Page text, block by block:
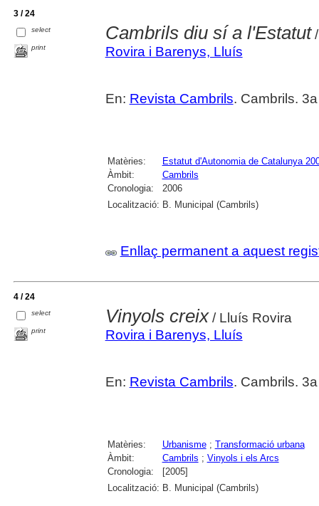
3 / 24
select
print
Cambrils diu sí a l'Estatut/
Rovira i Barenys, Lluís
En: Revista Cambrils. Cambrils.
Matèries:
Estatut d'Autonomia de Catalunya
Àmbit:
Cambrils
Cronologia:
2006
Localització: B. Municipal (Cambrils)
Enllaç permanent a aquest
4 / 24
select
print
Vinyols creix/ Lluís Rovira
Rovira i Barenys, Lluís
En: Revista Cambrils. Cambrils.
Matèries: Urbanisme; Transformació urbana
Àmbit:
Cambrils ; Vinyols i els Arcs
Cronologia:
[2005]
Localització: B. Municipal (Cambrils)